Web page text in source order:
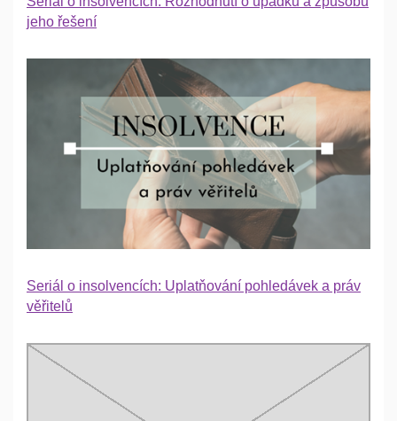
jeho řešení
Seriál o insolvencích: Uplatňování pohledávek a práv
věřitelů